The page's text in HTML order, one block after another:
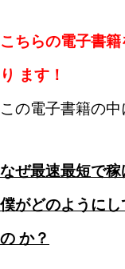
こちらの電子書
り ます！
この電子書籍の中
なぜ最速最短で
僕がどのように
の か？